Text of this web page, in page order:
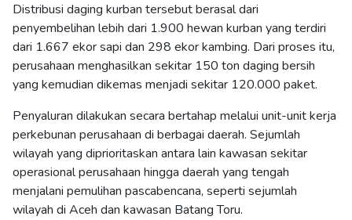
Distribusi daging kurban tersebut berasal dari
penyembelihan lebih dari 1.900 hewan kurban yang terdiri
dari 1.667 ekor sapi dan 298 ekor kambing. Dari proses itu,
perusahaan menghasilkan sekitar 150 ton daging bersih
yang kemudian dikemas menjadi sekitar 120.000 paket.
Penyaluran dilakukan secara bertahap melalui unit-unit kerja
perkebunan perusahaan di berbagai daerah. Sejumlah
wilayah yang diprioritaskan antara lain kawasan sekitar
operasional perusahaan hingga daerah yang tengah
menjalani pemulihan pascabencana, seperti sejumlah
wilayah di Aceh dan kawasan Batang Toru.